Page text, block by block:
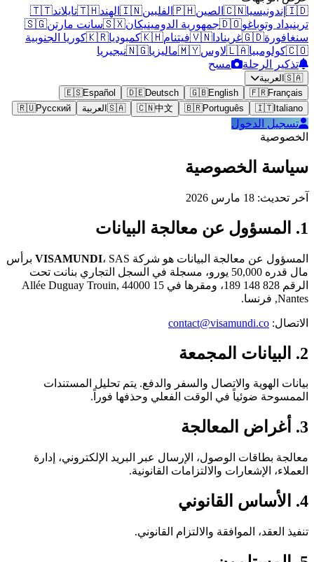
🇨🇳الصين 🇵🇭الفلبين🇮🇳الهند 🇹🇭 تايلاند🇹🇹
🇩🇴جمهورية الدومينيكان🇸🇽سانت مارتن🇸🇬
🇬🇩غرينادا 🇻🇳 فيتنام🇰🇭كمبوديا 🇰🇷كوريا الجنوبية
🇱🇦لاوس🇲🇾ماليزيا 🇳🇬نيجيريا
مسح
🇫🇷
🇬🇧 English
🇩🇪 Deutsch
🇪🇸
Español
🇧🇷 Português
🇨🇳中文
🇸🇦العربية 🇷🇺 Русский
الدخول
الخصوصية
2026
عن معالجة البيانات هو شركة VISAMUNDI، SAS برأس
مال قدره 50,000 يورو، مسجلة في السجل التجاري بنانت تحت
الرقم 828 148 189، ومقرها في 15 Allée Duguay Trouin, 44000
contact@visamundi.co
والاتصال والسفر والدفع. يتم تحليل المستندات
ضوئياً في الوقت الفعلي وحذفها فوراً.
الوصول، الإرسال عبر البريد الإلكتروني، إدارة
والالتزامات القانونية.
الموافقة والالتزام القانوني.